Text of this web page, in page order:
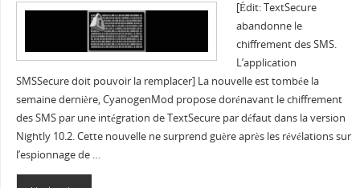
[Édit: TextSecure
abandonne le
chiffrement des SMS.
L’application
SMSSecure doit pouvoir la remplacer] La nouvelle est tombée la
semaine dernière, CyanogenMod propose dorénavant le chiffrement
des SMS par une intégration de TextSecure par défaut dans la version
Nightly 10.2. Cette nouvelle ne surprend guère après les révélations sur
l’espionnage de …